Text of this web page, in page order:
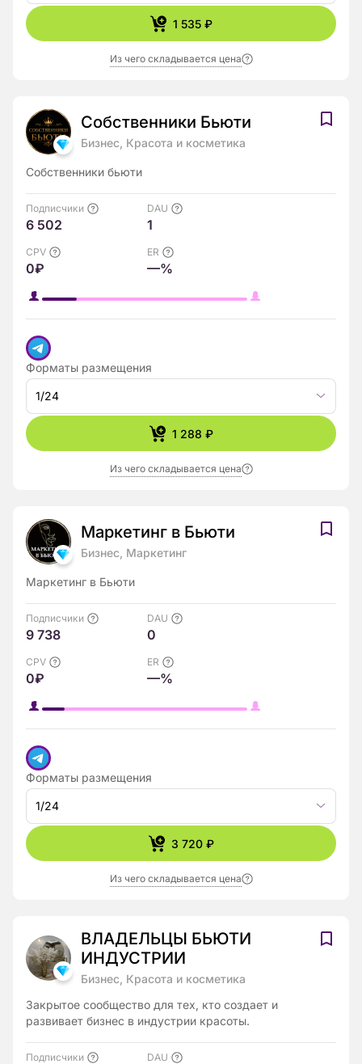
1 535 ₽
Из чего складывается цена
Собственники Бьюти
Бизнес, Красота и косметика
Собственники бьюти
Подписчики
6 502
DAU
1
CPV
0₽
ER
—%
Форматы размещения
1/24
1 288 ₽
Из чего складывается цена
Маркетинг в Бьюти
Бизнес, Маркетинг
Маркетинг в Бьюти
Подписчики
9 738
DAU
0
CPV
0₽
ER
—%
Форматы размещения
1/24
3 720 ₽
Из чего складывается цена
ВЛАДЕЛЬЦЫ БЬЮТИ
ИНДУСТРИИ
Бизнес, Красота и косметика
Закрытое сообщество для тех, кто создает и
развивает бизнес в индустрии красоты.
Подписчики DAU